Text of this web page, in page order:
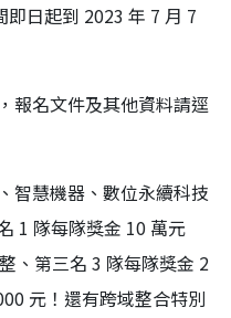
日起到 2023 年 7 月 7
報名文件及其他資料請逕
智慧機器、 數位永續科技
1 隊每隊獎金 10 萬元
、第三名 3 隊每隊獎金 2
元！還有跨域整合特別